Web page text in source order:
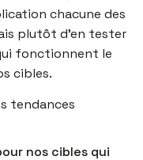
chacune des
plutôt d’en tester
fonctionnent le
cibles.
tendances
nos cibles qui